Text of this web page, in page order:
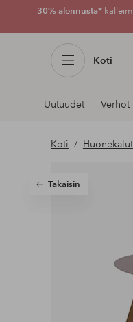
30% alennusta*
Koti
Navigointi
osastoilla
Uutuudet Verhot
Koti Huonekalut
Takaisin